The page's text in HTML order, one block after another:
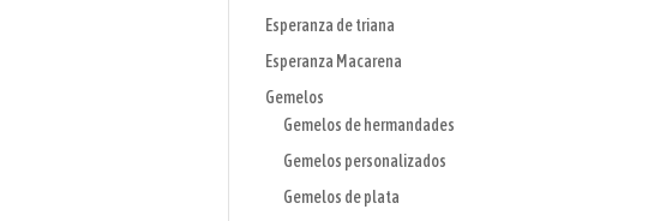
Esperanza de triana
Esperanza Macarena
Gemelos
Gemelos de hermandades
Gemelos personalizados
Gemelos de plata